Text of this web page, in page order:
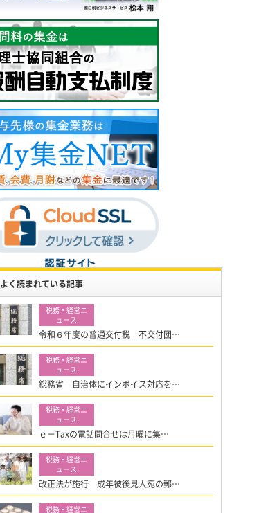
よく読まれている記事
令和６年度の普通交付税 不交付団…
総務省 自治体にインボイス対応を…
ｅ－Taxの電話問合せは月曜に集…
改正法が施行 成年被後見人宛の郵…